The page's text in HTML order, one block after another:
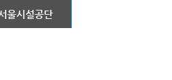
울시설공단